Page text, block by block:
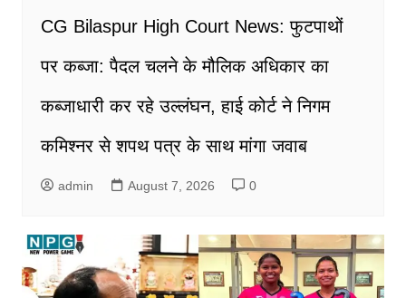
CG Bilaspur High Court News: फुटपाथों
पर कब्जा: पैदल चलने के मौलिक अधिकार का
कब्जाधारी कर रहे उल्लंघन, हाई कोर्ट ने निगम
कमिश्नर से शपथ पत्र के साथ मांगा जवाब
admin August 7, 2026 0